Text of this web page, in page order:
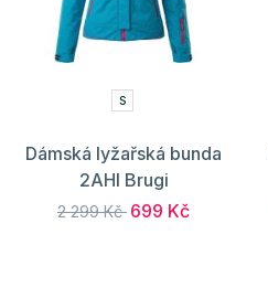
S
Dámská lyžařská bunda
2AHI Brugi
2 299 Kč 699 Kč